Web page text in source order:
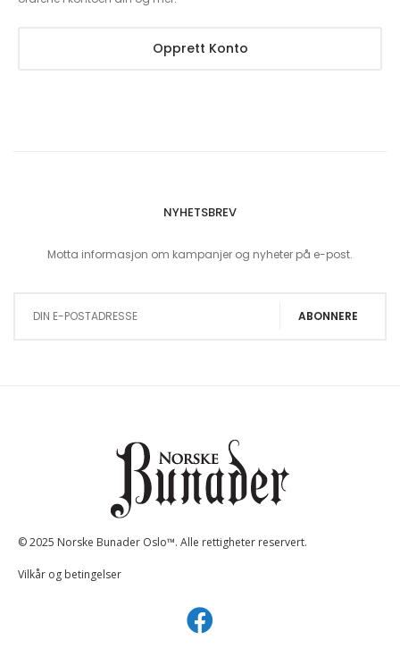
Opprett Konto
NYHETSBREV
Motta informasjon om kampanjer og nyheter på e-post.
ABONNERE
© 2025 Norske Bunader Oslo™. Alle rettigheter reservert.
Vilkår og betingelser